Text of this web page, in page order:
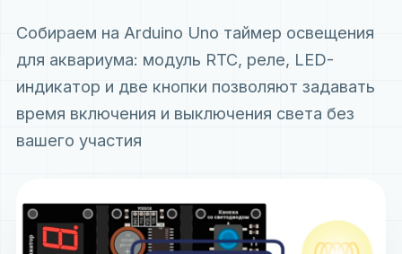
Собираем на Arduino Uno таймер освещения
для аквариума: модуль RTC, реле, LED-
индикатор и две кнопки позволяют задавать
время включения и выключения света без
вашего участия